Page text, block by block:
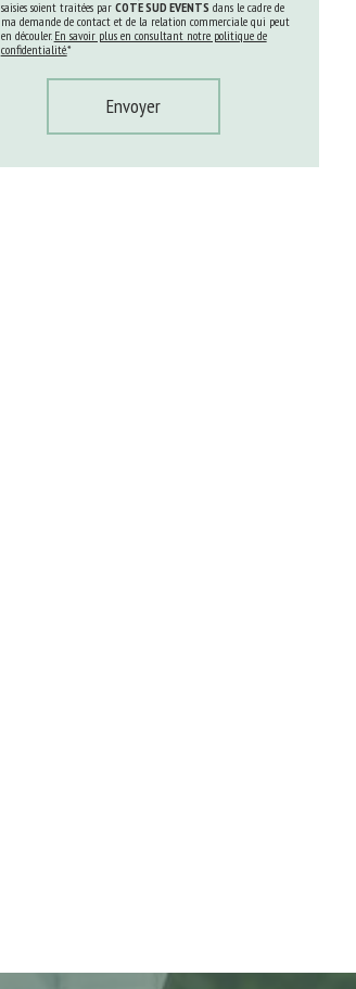
saisies soient traitées par COTE SUD EVENTS dans le cadre de
ma demande de contact et de la relation commerciale qui peut
en découler. En savoir plus en consultant notre politique de
confidentialité.*